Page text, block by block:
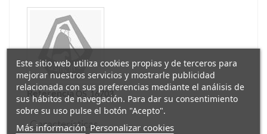
ReferenciaOS_16703
Características
Este sitio web utiliza cookies propias y de terceros para
mejorar nuestros servicios y mostrarle publicidad
relacionada con sus preferencias mediante el análisis de
sus hábitos de navegación. Para dar su consentimiento
sobre su uso pulse el botón "Acepto".
Más información Personalizar cookies